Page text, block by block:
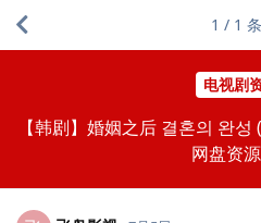
电视剧
【韩剧】婚姻之后 결혼의 완
网盘资
1 / 1 条